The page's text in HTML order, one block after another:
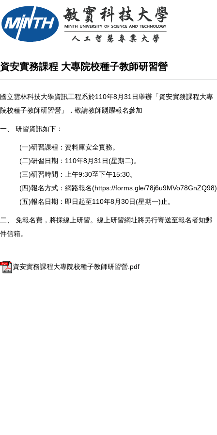
資安實務課程 大專院校種子教師研習營
國立雲林科技大學資訊工程系於110年8月31日舉辦「資安實務課程大專
院校種子教師研習營」，敬請教師踴躍報名參加
一、 研習資訊如下：
(一)研習課程：資料庫安全實務。
(二)研習日期：110年8月31日(星期二)。
(三)研習時間：上午9:30至下午15:30。
(四)報名方式：網路報名(https://forms.gle/78j6u9MVo78GnZQ98)
(五)報名日期：即日起至110年8月30日(星期一)止。
二、 免報名費，將採線上研習。線上研習網址將另行寄送至報名者知郵
件信箱。
資安實務課程大專院校種子教師研習營.pdf